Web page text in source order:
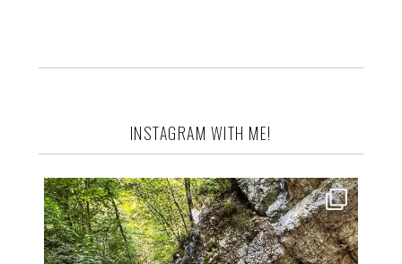
INSTAGRAM WITH ME!